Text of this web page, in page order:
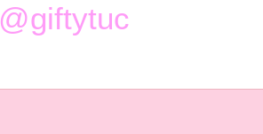
@giftytuc